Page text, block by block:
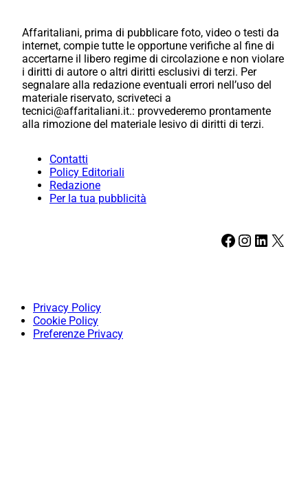
Affaritaliani, prima di pubblicare foto, video o testi da
internet, compie tutte le opportune verifiche al fine di
accertarne il libero regime di circolazione e non violare
i diritti di autore o altri diritti esclusivi di terzi. Per
segnalare alla redazione eventuali errori nell’uso del
materiale riservato, scriveteci a
tecnici@affaritaliani.it.: provvederemo prontamente
alla rimozione del materiale lesivo di diritti di terzi.
Contatti
Policy Editoriali
Redazione
Per la tua pubblicità
Facebook Instagram LinkedIn X
Privacy Policy
Cookie Policy
Preferenze Privacy